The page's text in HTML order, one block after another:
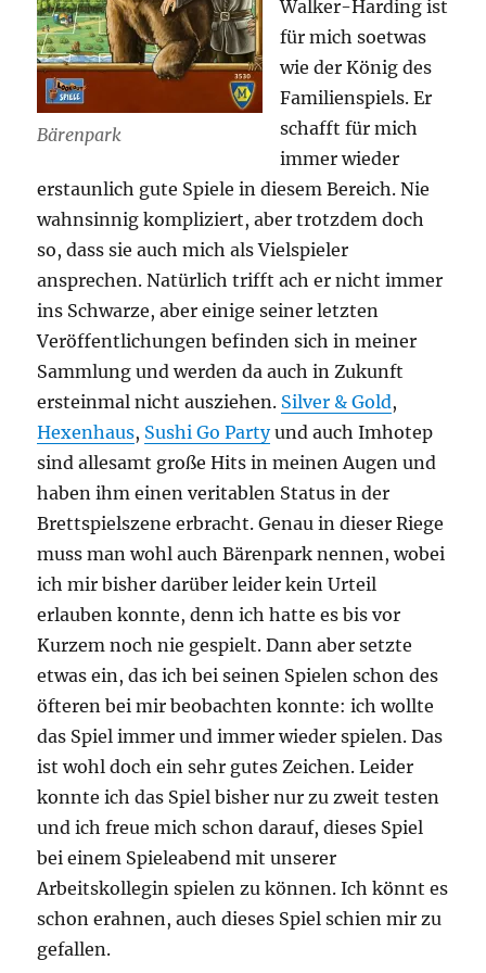
Bärenpark
Walker-Harding ist
für mich soetwas
wie der König des
Familienspiels. Er
schafft für mich
immer wieder
erstaunlich gute Spiele in diesem Bereich. Nie
wahnsinnig kompliziert, aber trotzdem doch
so, dass sie auch mich als Vielspieler
ansprechen. Natürlich trifft ach er nicht immer
ins Schwarze, aber einige seiner letzten
Veröffentlichungen befinden sich in meiner
Sammlung und werden da auch in Zukunft
ersteinmal nicht ausziehen. Silver & Gold,
Hexenhaus, Sushi Go Partyund auch Imhotep
sind allesamt große Hits in meinen Augen und
haben ihm einen veritablen Status in der
Brettspielszene erbracht. Genau in dieser Riege
muss man wohl auch Bärenpark nennen, wobei
ich mir bisher darüber leider kein Urteil
erlauben konnte, denn ich hatte es bis vor
Kurzem noch nie gespielt. Dann aber setzte
etwas ein, das ich bei seinen Spielen schon des
öfteren bei mir beobachten konnte: ich wollte
das Spiel immer und immer wieder spielen. Das
ist wohl doch ein sehr gutes Zeichen. Leider
konnte ich das Spiel bisher nur zu zweit testen
und ich freue mich schon darauf, dieses Spiel
bei einem Spieleabend mit unserer
Arbeitskollegin spielen zu können. Ich könnt es
schon erahnen, auch dieses Spiel schien mir zu
gefallen.